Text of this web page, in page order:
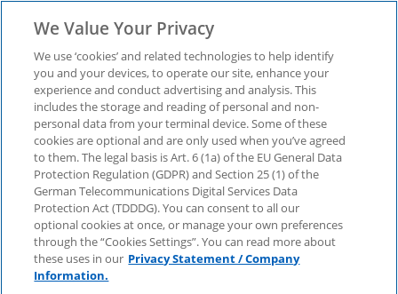
Trust in Artificial
Intelligence. A five
country study
Wie sehr vertraut die Bevölkerung in Staaten wie
Deutschland und den USA künstlicher Intelligenz?
Jetzt Studie herunterladen.
We Value Your Privacy
We use ‘cookies’ and related technologies to help identify
you and your devices, to operate our site, enhance your
experience and conduct advertising and analysis. This
includes the storage and reading of personal and non-
personal data from your terminal device. Some of these
cookies are optional and are only used when you’ve agreed
to them. The legal basis is Art. 6 (1a) of the EU General Data
Protection Regulation (GDPR) and Section 25 (1) of the
German Telecommunications Digital Services Data
Protection Act (TDDDG). You can consent to all our
optional cookies at once, or manage your own preferences
through the “Cookies Settings”. You can read more about
these uses in our Privacy Statement / Company
Information.